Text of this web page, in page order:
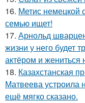
16. Метис
семью ищет!
17. Арнольд
жизни у него будет
актёром и жениться
18. Казахстанская
Матвеева устроила
ещё мягко сказано.